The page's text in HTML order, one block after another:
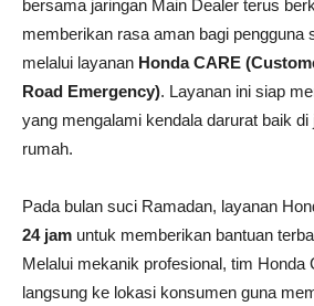
bersama jaringan Main Dealer terus
memberikan rasa aman bagi pengguna
melalui layanan HondaCARE (
Road Emergency). Layanan ini siap
yang mengalami kendala darurat baik di
rumah.
Pada bulan suci Ramadan, layanan
24 jam untuk memberikan bantuan
Melalui mekanik profesional, tim Honda
langsung ke lokasi konsumen guna